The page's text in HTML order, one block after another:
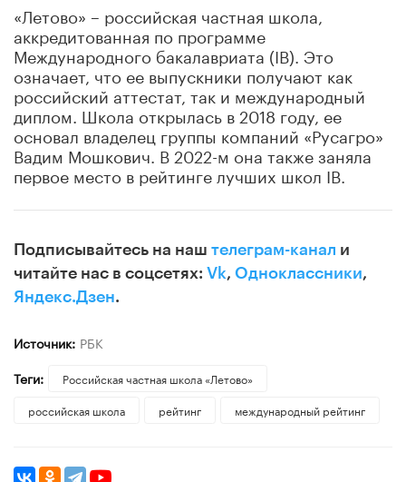
«Летово» – российская частная школа,
аккредитованная по программе
Международного бакалавриата (IB). Это
означает, что ее выпускники получают как
российский аттестат, так и международный
диплом. Школа открылась в 2018 году, ее
основал владелец группы компаний «Русагро»
Вадим Мошкович. В 2022-м она также заняла
первое место в рейтинге лучших школ IB.
Подписывайтесь на наш телеграм-канал и
читайте нас в соцсетях: Vk, Одноклассники,
Яндекс.Дзен.
Источник: РБК
Теги:
​Российская частная школа «Летово»
российская школа
рейтинг международный рейтинг